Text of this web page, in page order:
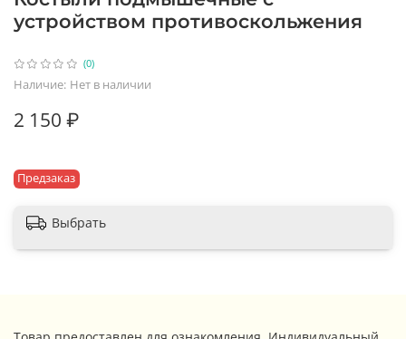
(0)
Наличие: Нет в наличии
Предзаказ
устройством противоскольжения
2 150 ₽
Выбрать